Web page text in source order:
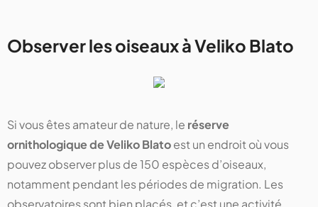
Observer les oiseaux à Veliko Blato
Si vous êtes amateur de nature, le réserve
ornithologique de Veliko Blatoest un endroit où vous
pouvez observer plus de 150 espèces d’oiseaux,
notamment pendant les périodes de migration. Les